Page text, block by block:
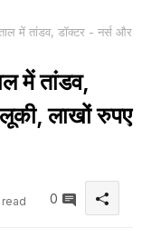
में तांडव, डॉक्टर - नर्स और
में तांडव,
लाखों रुपए
0